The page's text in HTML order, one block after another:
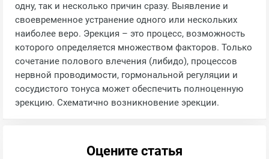
одну, так и несколько причин сразу. Выявление и
своевременное устранение одного или нескольких
наиболее веро. Эрекция – это процесс, возможность
которого определяется множеством факторов. Только
сочетание полового влечения (либидо), процессов
нервной проводимости, гормональной регуляции и
сосудистого тонуса может обеспечить полноценную
эрекцию. Схематично возникновение эрекции.
Оцените статья